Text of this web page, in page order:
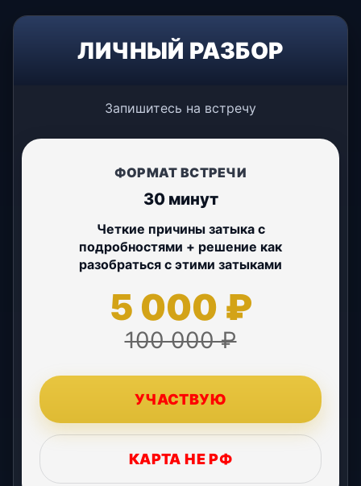
ЛИЧНЫЙ РАЗБОР
Запишитесь на встречу
ФОРМАТ ВСТРЕЧИ
30 минут
Четкие причины затыка с
подробностями + решение как
разобраться с этими затыками
5 000 ₽
100 000 ₽
УЧАСТВУЮ
КАРТА НЕ РФ